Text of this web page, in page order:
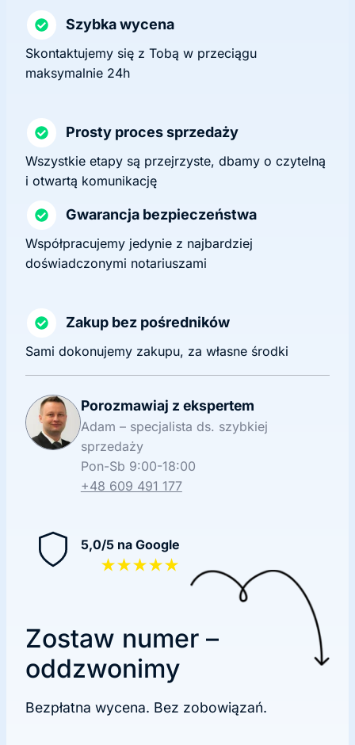
Szybka wycena
Skontaktujemy się z Tobą w przeciągu
maksymalnie 24h
Prosty proces sprzedaży
Wszystkie etapy są przejrzyste, dbamy o czytelną
i otwartą komunikację
Gwarancja bezpieczeństwa
Współpracujemy jedynie z najbardziej
doświadczonymi notariuszami
Zakup bez pośredników
Sami dokonujemy zakupu, za własne środki
Porozmawiaj z ekspertem
Adam – specjalista ds. szybkiej
sprzedaży
Pon-Sb 9:00-18:00
+48 609 491 177
5,0/5 na Google
★★★★★
Zostaw numer –
oddzwonimy
Bezpłatna wycena. Bez zobowiązań.